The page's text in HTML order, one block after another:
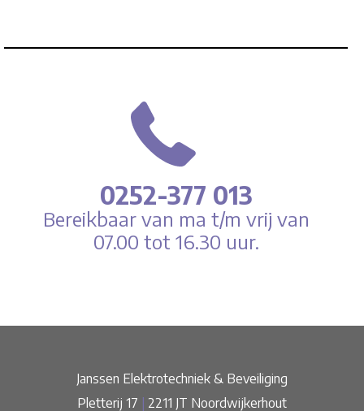
0252-377 013
Bereikbaar van ma t/m vrij van
07.00 tot 16.30 uur.
Janssen Elektrotechniek & Beveiliging
Pletterij 17
2211 JT Noordwijkerhout